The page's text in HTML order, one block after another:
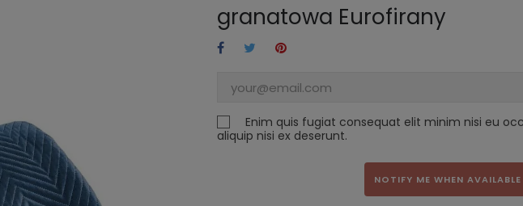
granatowa Eurofirany
Enim quis fugiat consequat elit minim nisi eu
aliquip nisi ex deserunt.
NOTIFY ME WHEN AVAILABLE